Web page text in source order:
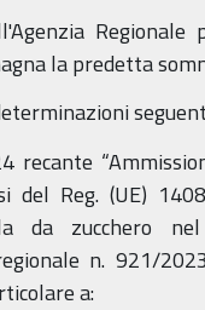
Regionale
la predetta
del Reg. (UE)
da zucchero
n. 921/
a: